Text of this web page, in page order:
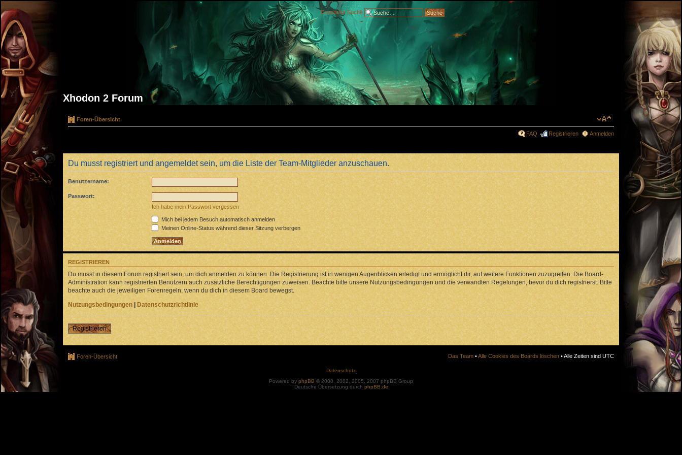
Erweiterte Suche
Xhodon 2 Forum
Foren-Übersicht
FAQ Registrieren Anmelden
Du musst registriert und angemeldet sein, um die Liste der Team-Mitglieder anzuschauen.
Benutzername:
Passwort:
Ich habe mein Passwort vergessen
Mich bei jedem Besuch automatisch anmelden
Meinen Online-Status während dieser Sitzung verbergen
REGISTRIEREN
Du musst in diesem Forum registriert sein, um dich anmelden zu können. Die Registrierung ist in wenigen Augenblicken erledigt und ermöglicht dir, auf weitere Funktionen zuzugreifen. Die Board-
Administration kann registrierten Benutzern auch zusätzliche Berechtigungen zuweisen. Beachte bitte unsere Nutzungsbedingungen und die verwandten Regelungen, bevor du dich registrierst. Bitte
beachte auch die jeweiligen Forenregeln, wenn du dich in diesem Board bewegst.
Nutzungsbedingungen|Datenschutzrichtlinie
Registrieren
Foren-Übersicht Das Team •Alle Cookies des Boards löschen • Alle Zeiten sind UTC
Datenschutz
Powered by phpBB © 2000, 2002, 2005, 2007 phpBB Group
Deutsche Übersetzung durch phpBB.de